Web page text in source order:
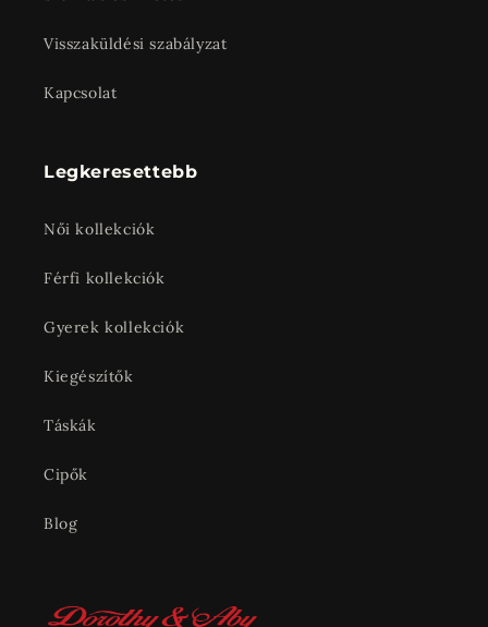
Visszaküldési szabályzat
Kapcsolat
Legkeresettebb
Női kollekciók
Férfi kollekciók
Gyerek kollekciók
Kiegészítők
Táskák
Cipők
Blog